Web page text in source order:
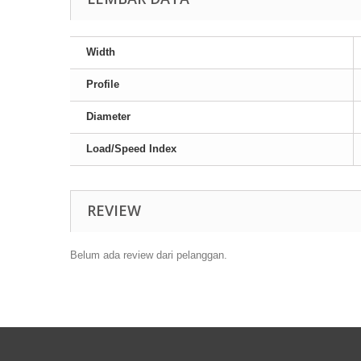
Width
Profile
Diameter
Load/Speed Index
REVIEW
Belum ada review dari pelanggan.